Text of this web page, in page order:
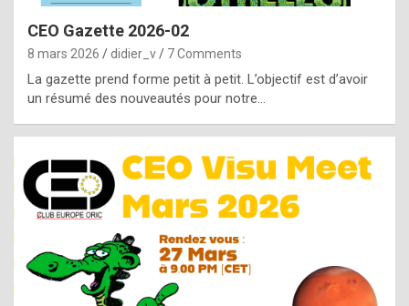
g
e
n
u
i
n
e
R
o
CEO Gazette 2026-02
8 mars 2026 didier_v 7 Comments
La gazette prend forme petit à petit. L’objectif est d’avoir
un résumé des nouveautés pour notre…